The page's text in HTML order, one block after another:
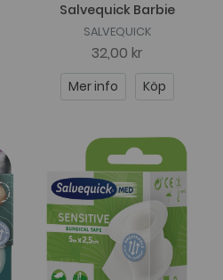
Salvequick Barbie
SALVEQUICK
32,00 kr
Mer info Köp